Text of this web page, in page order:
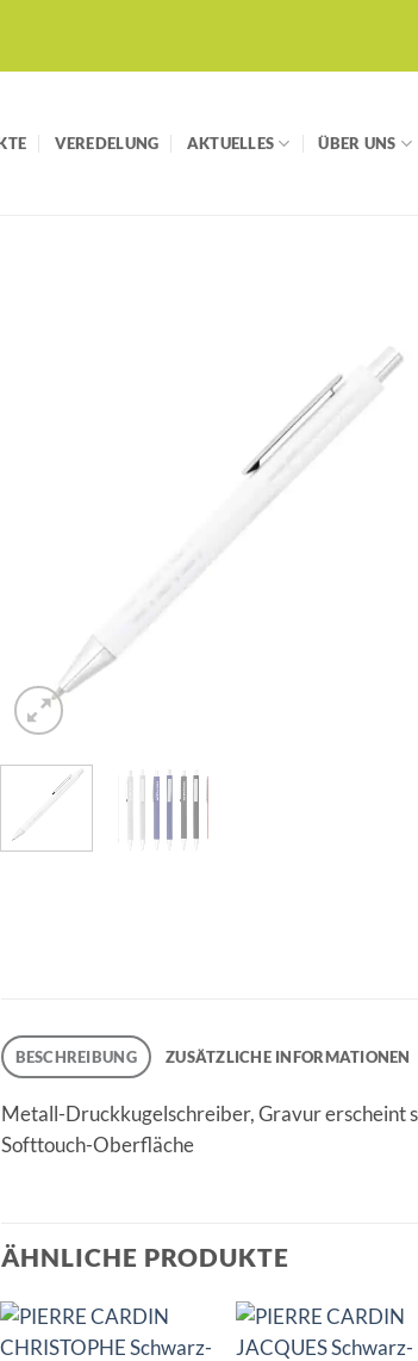
VEREDELUNG AKTUELLES ÜBER UNS
Auf die
Merkliste
BESCHREIBUNG ZUSÄTZLICHE INFORMATIONEN
Metall-Druckkugelschreiber, Gravur erscheint
Softtouch-Oberfläche
ÄHNLICHE PRODUKTE